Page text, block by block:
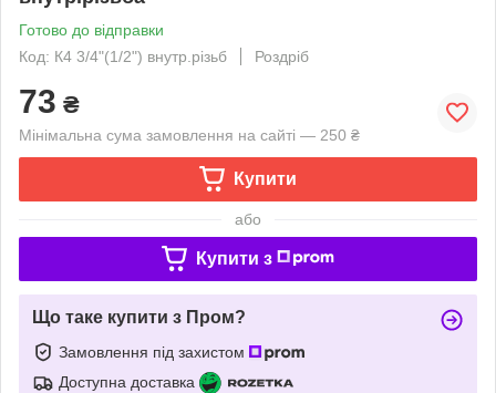
Готово до відправки
Код: К4 3/4"(1/2") внутр.різьб
Роздріб
73 ₴
Мінімальна сума замовлення на сайті — 250 ₴
Купити
або
Купити з
Що таке купити з Пром?
Замовлення під захистом
Доступна доставка